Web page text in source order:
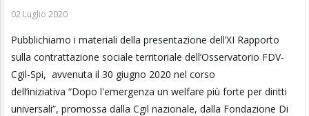
02 Luglio 2020
Pubblichiamo i materiali della presentazione dell’XI Rapporto
sulla contrattazione sociale territoriale dell’Osservatorio FDV-
Cgil-Spi, avvenuta il 30 giugno 2020 nel corso
dell’iniziativa “Dopo l'emergenza un welfare più forte per diritti
universali”, promossa dalla Cgil nazionale, dalla Fondazione Di